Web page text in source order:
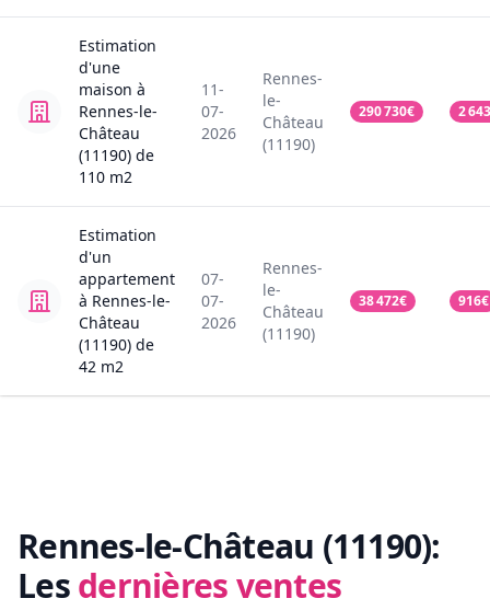
Estimation
d'une
maison à
Rennes-le-
Château
(11190) de
110 m2
11-
07-
2026
Rennes-
le-
Château
(11190)
290 730€ 2 643
Estimation
d'un
appartement
à Rennes-le-
Château
(11190) de
42 m2
07-
07-
2026
Rennes-
le-
Château
(11190)
38 472€ 916€
Rennes-le-Château (11190):
Les dernières ventes